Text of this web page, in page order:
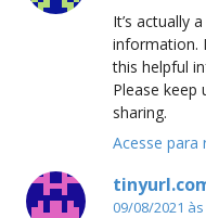
It’s actually
information.
this helpful
Please keep
sharing.
Acesse para
09/08/2021 às